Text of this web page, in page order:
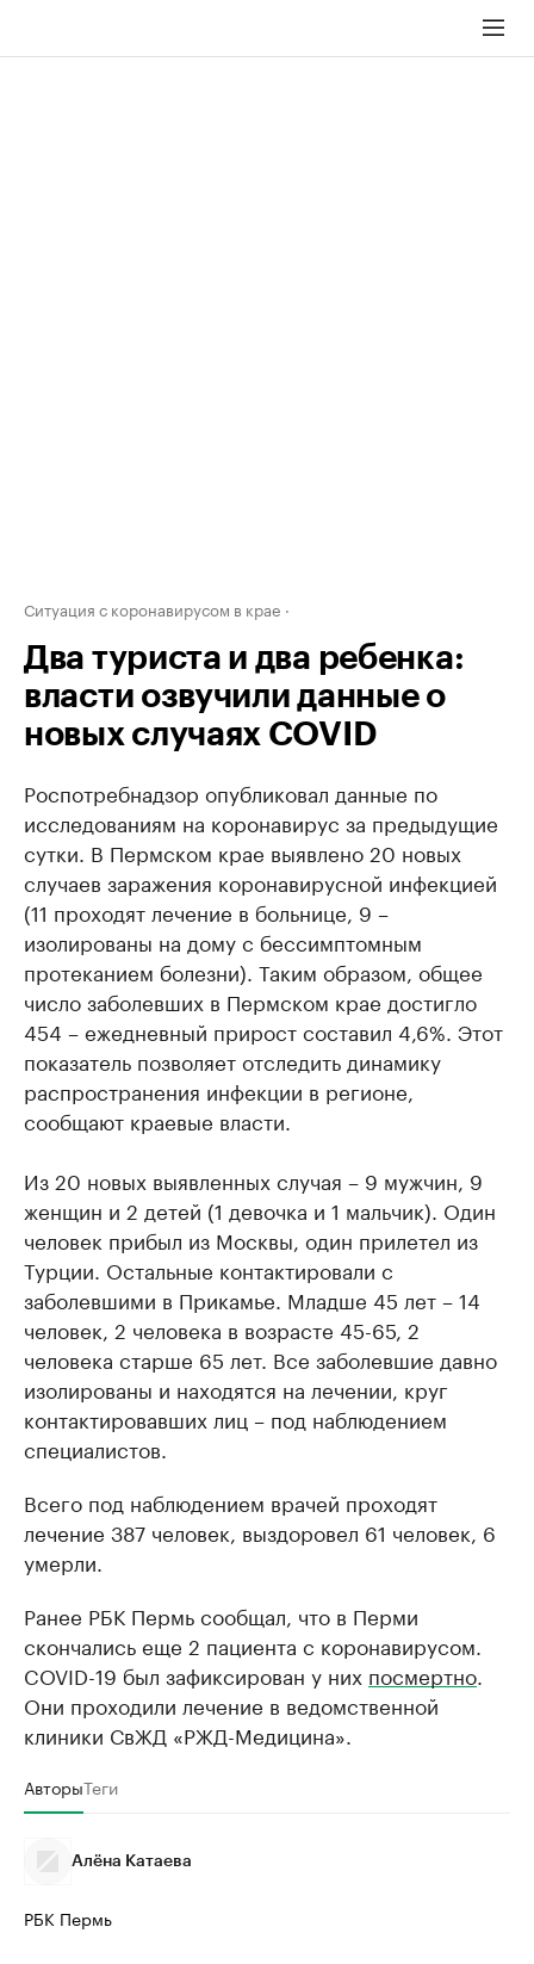
Ситуация с коронавирусом в крае
Два туриста и два ребенка:
власти озвучили данные о
новых случаях COVID
Роспотребнадзор опубликовал данные по
исследованиям на коронавирус за предыдущие
сутки. В Пермском крае выявлено 20 новых
случаев заражения коронавирусной инфекцией
(11 проходят лечение в больнице, 9 –
изолированы на дому с бессимптомным
протеканием болезни). Таким образом, общее
число заболевших в Пермском крае достигло
454 – ежедневный прирост составил 4,6%. Этот
показатель позволяет отследить динамику
распространения инфекции в регионе,
сообщают краевые власти.
Из 20 новых выявленных случая – 9 мужчин, 9
женщин и 2 детей (1 девочка и 1 мальчик). Один
человек прибыл из Москвы, один прилетел из
Турции. Остальные контактировали с
заболевшими в Прикамье. Младше 45 лет – 14
человек, 2 человека в возрасте 45-65, 2
человека старше 65 лет. Все заболевшие давно
изолированы и находятся на лечении, круг
контактировавших лиц – под наблюдением
специалистов.
Всего под наблюдением врачей проходят
лечение 387 человек, выздоровел 61 человек, 6
умерли.
Ранее РБК Пермь сообщал, что в Перми
скончались еще 2 пациента с коронавирусом.
COVID-19 был зафиксирован у них посмертно
Они проходили лечение в ведомственной
клиники СвЖД «РЖД-Медицина».
АвторыТеги
Алёна Катаева
РБК Пермь